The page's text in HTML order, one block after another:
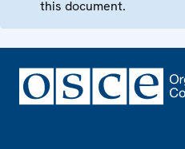
this document.